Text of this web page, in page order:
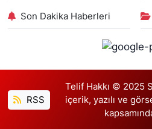
Son Dakika Haberleri
RSS
Telif Hakkı © 2025
içerik, yazılı ve